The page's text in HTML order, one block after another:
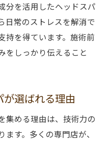
身ケアの特徴比較
ッドスパの独自性とは
のポイントを解説
分を活用したヘッドスパ
日常のストレスを解消で
持を得ています。施術前
をしっかり伝えること
選ばれる理由
集める理由は、技術力の
す。多くの専門店が、